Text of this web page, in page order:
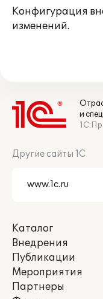
Конфигурация
изменений.
и
Другие сайты 1С
Каталог
Внедрения
Публикации
Мероприятия
Партнеры